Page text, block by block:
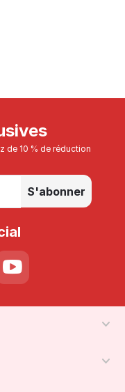
de 10 % de réduction
S'abonner